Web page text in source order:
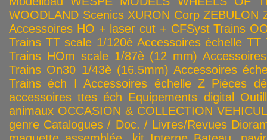
WOODLAND Scenics XURON Corp ZEBULON
Accessoires HO + laser cut + CFSyst Trains
Trains TT scale 1/120è Accessoires échelle TT
Trains HOm scale 1/87è (12 mm)
Trains On30 1/43è (16.5mm) Accessoires
Trains éch I Accessoires échelle Z Pièces
accessoires ttes éch Equipements digital
animaux OCCASION & COLLECTION
genre Catalogues / Doc. / Livres/Revues